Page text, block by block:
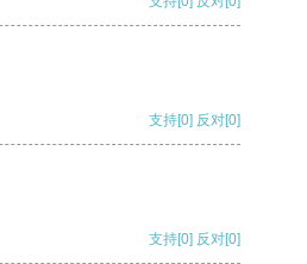
支持[0] 反对[0]
支持[0] 反对[0]